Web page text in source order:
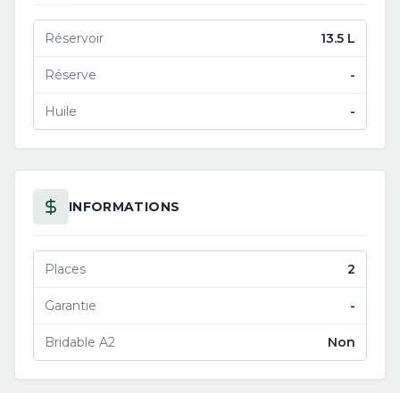
Réservoir 13.5 L
Réserve -
Huile -
INFORMATIONS
Places 2
Garantie -
Bridable A2 Non